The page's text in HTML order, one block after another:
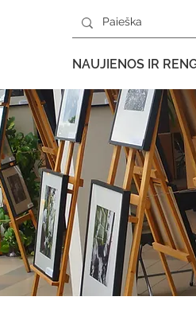
NAUJIENOS IR